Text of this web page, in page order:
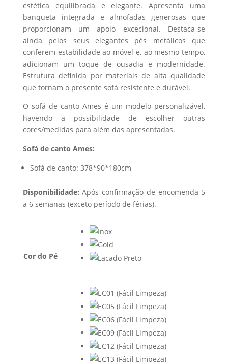
estética equilibrada e elegante. Apresenta uma
banqueta integrada e almofadas generosas que
proporcionam um apoio excecional. Destaca-se
ainda pelos seus elegantes pés metálicos que
conferem estabilidade ao móvel e, ao mesmo tempo,
adicionam um toque de ousadia e modernidade.
Estrutura definida por materiais de alta qualidade
que tornam o presente sofá resistente e durável.
O sofá de canto Ames é um modelo personalizável,
havendo a possibilidade de escolher outras
cores/medidas para além das apresentadas.
Sofá de canto Ames:
Sofá de canto: 378*90*180cm
Disponibilidade: Após confirmação de encomenda 5
a 6 semanas (exceto período de férias).
Cor do Pé